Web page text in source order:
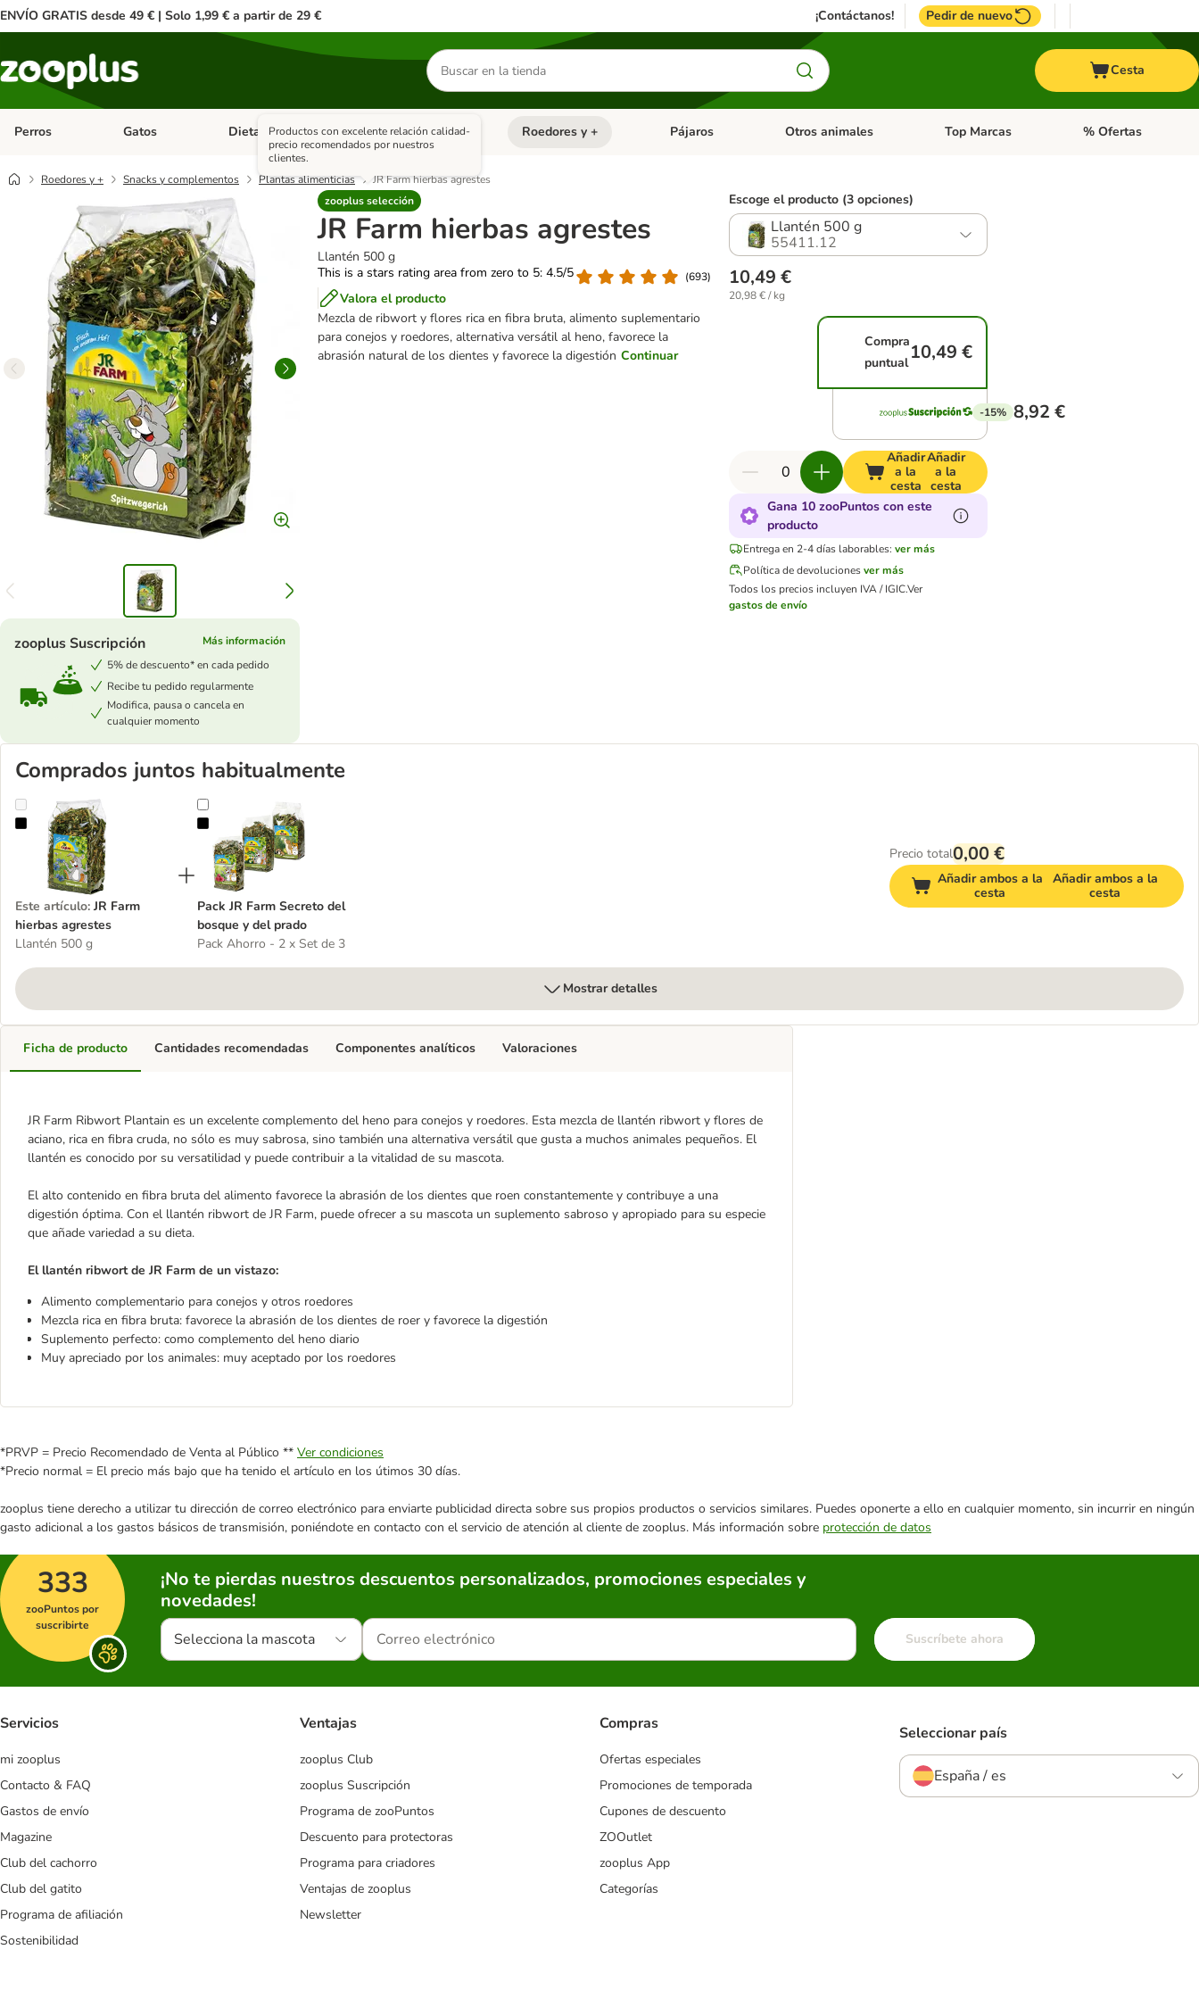
ENVÍO GRATIS desde 49 € | Solo 1,99 € a partir de 29 € ¡Contáctanos! Pedir de nuevo
Buscar
productos
Cesta
Perros Menú de categoria abierto: Perros
Gatos Menú de categoria abierto: Gatos
Dieta Vet. Menú de categoria abierto: Dieta Vet.
Antiparasitarios Menú de categoria abierto: Antiparasitarios
Roedores y + Menú de categoria abierto: Roedores y +
Pájaros Menú de categoria abierto: Pájaros
Otros animales Menú de categoria abierto: Otros animales
Top Marcas Menú de categoria
% Ofertas
Roedores y + Snacks y complementos Plantas alimenticias
JR Farm hierbas agrestes
zooplus selección
Productos con excelente relación calidad-
precio recomendados por nuestros
clientes.
JR Farm hierbas agrestes
Llantén 500 g
This is a stars rating area from zero to 5: 4.5/5
(693)
Valora el producto
Mezcla de ribwort y flores rica en fibra bruta, alimento suplementario
para conejos y roedores, alternativa versátil al heno, favorece la
abrasión natural de los dientes y favorece la digestión Continuar
zooplus Suscripción
Más información
5% de descuento* en cada pedido
Recibe tu pedido regularmente
Modifica, pausa o cancela en
cualquier momento
Escoge el producto (3 opciones)
Llantén 500 g
55411.12
10,49 €
20,98 € / kg
Compra
puntual 10,49 €
-15% 8,92 €
Añadir
a la
cesta
Añadir
a la
cesta
Gana 10 zooPuntos con este
producto
Entrega en 2-4 días laborables: ver más
Política de devoluciones ver más
Todos los precios incluyen IVA / IGIC.Ver
gastos de envío
Comprados juntos habitualmente
JR Farm hierbas agrestes
Este artículo: JR Farm
hierbas agrestes
Llantén 500 g
Pack JR Farm Secreto del bosque y del prado
Pack JR Farm Secreto del
bosque y del prado
Pack Ahorro - 2 x Set de 3
Precio total0,00 €
Añadir ambos a la
cesta
Añadir ambos a la
cesta
Mostrar detalles
Ficha de producto
JR Farm Ribwort Plantain es un excelente complemento del heno para conejos y roedores. Esta mezcla de llantén ribwort y flores de
aciano, rica en fibra cruda, no sólo es muy sabrosa, sino también una alternativa versátil que gusta a muchos animales pequeños. El
llantén es conocido por su versatilidad y puede contribuir a la vitalidad de su mascota.
El alto contenido en fibra bruta del alimento favorece la abrasión de los dientes que roen constantemente y contribuye a una
digestión óptima. Con el llantén ribwort de JR Farm, puede ofrecer a su mascota un suplemento sabroso y apropiado para su especie
que añade variedad a su dieta.
El llantén ribwort de JR Farm de un vistazo:
Alimento complementario para conejos y otros roedores
Mezcla rica en fibra bruta: favorece la abrasión de los dientes de roer y favorece la digestión
Suplemento perfecto: como complemento del heno diario
Muy apreciado por los animales: muy aceptado por los roedores
Cantidades recomendadas Componentes analíticos Valoraciones
*PRVP = Precio Recomendado de Venta al Público ** Ver condiciones
*Precio normal = El precio más bajo que ha tenido el artículo en los útimos 30 días.
zooplus tiene derecho a utilizar tu dirección de correo electrónico para enviarte publicidad directa sobre sus propios productos o servicios similares. Puedes oponerte a ello en cualquier momento, sin incurrir en ningún
gasto adicional a los gastos básicos de transmisión, poniéndote en contacto con el servicio de atención al cliente de zooplus. Más información sobre protección de datos
333
zooPuntos por
suscribirte
¡No te pierdas nuestros descuentos personalizados, promociones especiales y
novedades!
Selecciona la mascota Suscríbete ahora
Servicios
mi zooplus
Contacto & FAQ
Gastos de envío
Magazine
Club del cachorro
Club del gatito
Programa de afiliación
Sostenibilidad
Ventajas
zooplus Club
zooplus Suscripción
Programa de zooPuntos
Descuento para protectoras
Programa para criadores
Ventajas de zooplus
Newsletter
Compras
Ofertas especiales
Promociones de temporada
Cupones de descuento
ZOOutlet
zooplus App
Categorías
Seleccionar país
España / es